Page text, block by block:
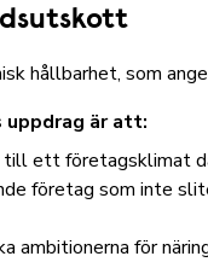
hållbarhet, som
är att:
ett företagsklimat
företag som inte
ambitionerna för